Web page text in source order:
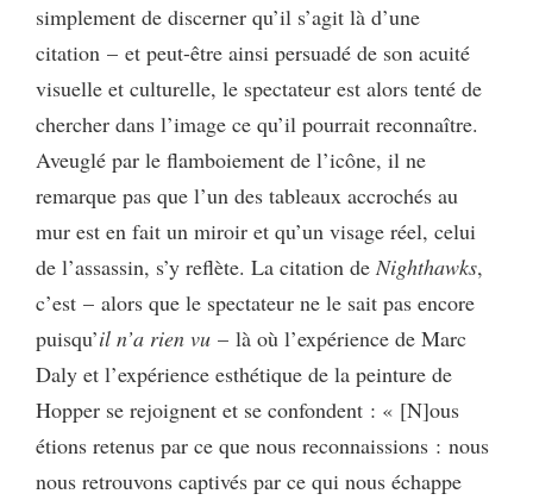
simplement de discerner qu’il s’agit là d’une
citation – et peut-être ainsi persuadé de son acuité
visuelle et culturelle, le spectateur est alors tenté de
chercher dans l’image ce qu’il pourrait reconnaître.
Aveuglé par le flamboiement de l’icône, il ne
remarque pas que l’un des tableaux accrochés au
mur est en fait un miroir et qu’un visage réel, celui
de l’assassin, s’y reflète. La citation de Nighthawks,
c’est – alors que le spectateur ne le sait pas encore
puisqu’il n’a rien vu – là où l’expérience de Marc
Daly et l’expérience esthétique de la peinture de
Hopper se rejoignent et se confondent : « [N]ous
étions retenus par ce que nous reconnaissions : nous
nous retrouvons captivés par ce qui nous échappe